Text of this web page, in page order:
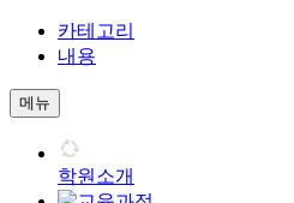
카테고리
내용
메뉴
학원소개